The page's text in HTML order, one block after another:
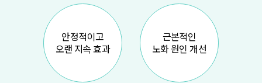
안정적이고
오랜 지속 효과
근본적인
노화 원인 개선